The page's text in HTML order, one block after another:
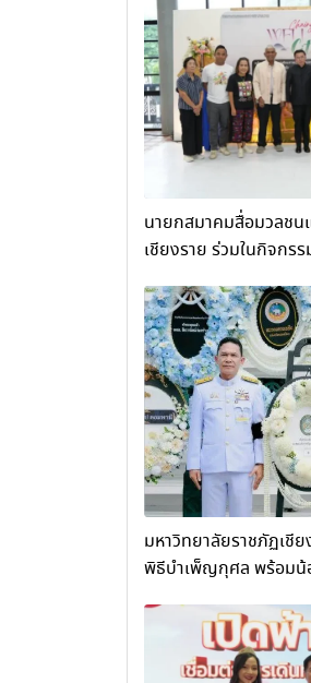
นายกสมาคมสื่อมวลชน
เชียงราย ร่วมในกิจกร
“การพัฒนาศักยภาพผู้ป
ธุรกิจ Wellness สู่การ
(Chiang Rai
Academy)”
มหาวิทยาลัยราชภัฏเชีย
พิธีบำเพ็ญกุศล พร้อมน้